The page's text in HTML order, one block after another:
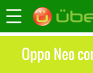
Oppo Neo